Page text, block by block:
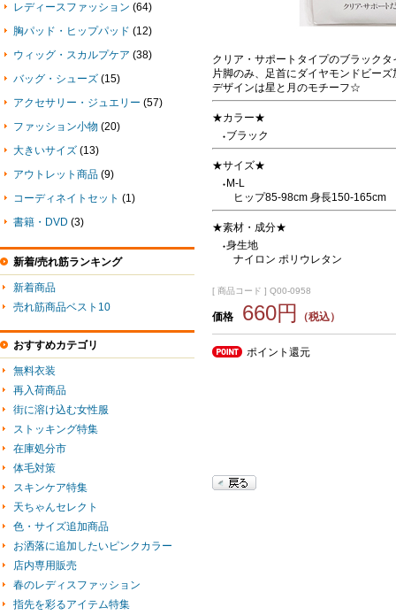
クリア・サポートタイプのブラックタ
片脚のみ、足首にダイヤモンドビー
デザインは星と月のモチーフ☆
★カラー★
● ブラック
★サイズ★
● M-L
ヒップ85-98cm 身長150-165cm
★素材・成分★
●身生地
ナイロン ポリウレタン
[ 商品コード ] Q00-0958
価格 660円 （税込）
ポイント還元
レディースファッション (64)
胸パッド・ヒップパッド (12)
ウィッグ・スカルプケア (38)
バッグ・シューズ (15)
アクセサリー・ジュエリー (57)
ファッション小物 (20)
大きいサイズ (13)
アウトレット商品 (9)
コーディネイトセット (1)
書籍・DVD (3)
新着/売れ筋ランキング
新着商品
売れ筋商品ベスト10
おすすめカテゴリ
無料衣装
再入荷商品
街に溶け込む女性服
ストッキング特集
在庫処分市
体毛対策
スキンケア特集
天ちゃんセレクト
色・サイズ追加商品
お洒落に追加したいピンクカラー
店内専用販売
春のレディスファッション
指先を彩るアイテム特集